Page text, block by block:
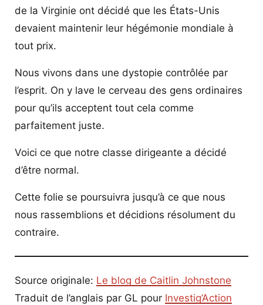
de la Virginie ont décidé que les États-Unis
devaient maintenir leur hégémonie mondiale à
tout prix.
Nous vivons dans une dystopie contrôlée par
l’esprit. On y lave le cerveau des gens ordinaires
pour qu’ils acceptent tout cela comme
parfaitement juste.
Voici ce que notre classe dirigeante a décidé
d’être normal.
Cette folie se poursuivra jusqu’à ce que nous
nous rassemblions et décidions résolument du
contraire.
Source originale: Le blog de Caitlin Johnstone
Traduit de l’anglais par GL pour Investig’Action